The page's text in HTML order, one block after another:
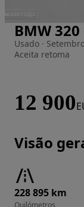
Imagem 1 de 31
BMW
Usado ·
Aceita retoma
12 900
Visão
228 895 km